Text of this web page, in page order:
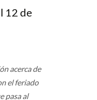
12 de
acerca de
el feriado
pasa al